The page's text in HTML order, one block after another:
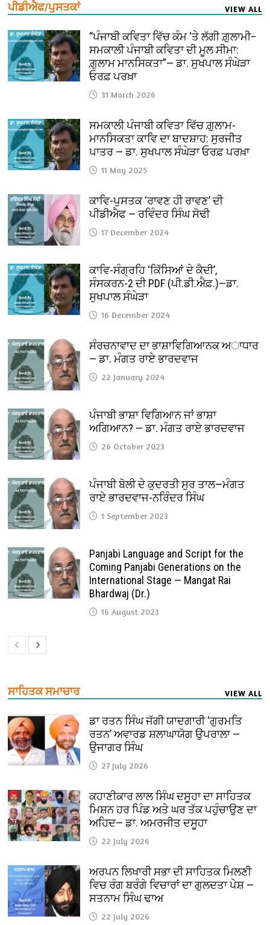
ਪੀਡੀਐਫ/ਪੁਸਤਕਾਂ VIEW ALL
“ਪੰਜਾਬੀ ਕਵਿਤਾ ਵਿੱਚ ਕੰਮ ‘ਤੇ ਲੱਗੀ ਗ਼ੁਲਾਮੀ–
ਸਮਕਾਲੀ ਪੰਜਾਬੀ ਕਵਿਤਾ ਦੀ ਮੂਲ ਸੀਮਾ:
ਗ਼ੁਲਾਮ ਮਾਨਸਿਕਤਾ”— ਡਾ. ਸੁਖਪਾਲ ਸੰਘੇੜਾ
ਓਰਫ਼ ਪਰਖ਼ਾ
31 March 2026
ਸਮਕਾਲੀ ਪੰਜਾਬੀ ਕਵਿਤਾ ਵਿੱਚ ਗ਼ੁਲਾਮ-
ਮਾਨਸਿਕਤਾ ਕਾਵਿ ਦਾ ਬਾਦਸ਼ਾਹ: ਸੁਰਜੀਤ
ਪਾਤਰ — ਡਾ. ਸੁਖਪਾਲ ਸੰਘੇੜਾ ਓਰਫ਼ ਪਰਖ਼ਾ
11 May 2025
ਕਾਵਿ-ਪੁਸਤਕ ‘ਰਾਵਣ ਹੀ ਰਾਵਣ’ ਦੀ
ਪੀਡੀਐਫ — ਰਵਿੰਦਰ ਸਿੰਘ ਸੋਢੀ
17 December 2024
ਕਾਵਿ-ਸੰਗ੍ਰਹਿ ‘ਕਿੱਸਿਆਂ ਦੇ ਕੈਦੀ’,
ਸੰਸਕਰਨ-2 ਦੀ PDF (ਪੀ.ਡੀ.ਐਫ਼.)—ਡਾ.
ਸੁਖਪਾਲ ਸੰਘੇੜਾ
16 December 2024
ਸੰਰਚਨਾਵਾਦ ਦਾ ਭਾਸ਼ਾਵਿਗਿਆਨਕ ਅਾਧਾਰ
— ਡਾ. ਮੰਗਤ ਰਾਏ ਭਾਰਦਵਾਜ
22 January 2024
ਪੰਜਾਬੀ ਭਾਸ਼ਾ ਵਿਗਿਆਨ ਜਾਂ ਭਾਸ਼ਾ
ਅਗਿਆਨ? — ਡਾ. ਮੰਗਤ ਰਾਏ ਭਾਰਦਵਾਜ
26 October 2023
ਪੰਜਾਬੀ ਬੋਲੀ ਦੇ ਕੁਦਰਤੀ ਸੁਰ ਤਾਲ—ਮੰਗਤ
ਰਾਏ ਭਾਰਦਵਾਜ-ਨਰਿੰਦਰ ਸਿੰਘ
1 September 2023
Panjabi Language and Script for the
Coming Panjabi Generations on the
International Stage — Mangat Rai
Bhardwaj (Dr.)
16 August 2023
ਸਾਹਿਤਕ ਸਮਾਚਾਰ VIEW ALL
ਡਾ ਰਤਨ ਸਿੰਘ ਜੱਗੀ ਯਾਦਗਾਰੀ ‘ਗੁਰਮਤਿ
ਰਤਨ’ ਅਵਾਰਡ ਸ਼ਲਾਘਾਯੋਗ ਉਪਰਾਲਾ —
ਉਜਾਗਰ ਸਿੰਘ
27 July 2026
ਕਹਾਣੀਕਾਰ ਲਾਲ ਸਿੰਘ ਦਸੂਹਾ ਦਾ ਸਾਹਿਤਕ
ਮਿਸ਼ਨ ਹਰ ਪਿੰਡ ਅਤੇ ਘਰ ਤੱਕ ਪਹੁੰਚਾਉਣ ਦਾ
ਅਹਿਦ— ਡਾ. ਅਮਰਜੀਤ ਦਸੂਹਾ
22 July 2026
ਅਰਪਨ ਲਿਖਾਰੀ ਸਭਾ ਦੀ ਸਾਹਿਤਕ ਮਿਲਣੀ
ਵਿਚ ਰੰਗ ਬਰੰਗੇ ਵਿਚਾਰਾਂ ਦਾ ਗੁਲਦਤਾ ਪੇਸ਼ —
ਸਤਨਾਮ ਸਿੰਘ ਢਾਅ
22 July 2026